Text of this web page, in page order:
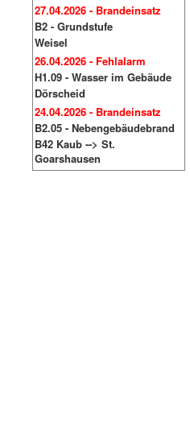
27.04.2026 - Brandeinsatz
B2 - Grundstufe
Weisel
26.04.2026 - Fehlalarm
H1.09 - Wasser im Gebäude
Dörscheid
24.04.2026 - Brandeinsatz
B2.05 - Nebengebäudebrand
B42 Kaub --> St.
Goarshausen